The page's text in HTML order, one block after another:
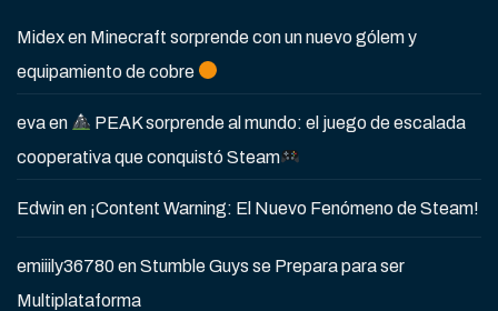
Midexen Minecraft sorprende con un nuevo gólem y
equipamiento de cobre
evaen
PEAK sorprende al mundo: el juego de escalada
cooperativa que conquistó Steam
Edwinen ¡Content Warning: El Nuevo Fenómeno de Steam!
emiiily36780enStumble Guys se Prepara para ser
Multiplataforma